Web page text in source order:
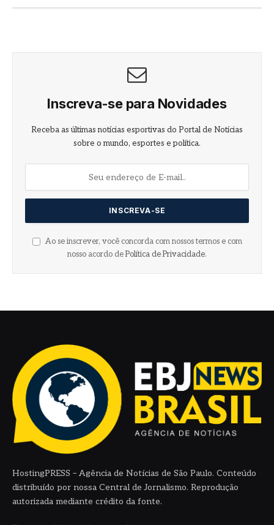
Inscreva-se para Novidades
Receba as últimas notícias esportivas do Portal de Notícias
sobre o mundo, esportes e política.
Ao se inscrever, você concorda com nossos termos e com
nosso acordo de Política de Privacidade.
HostingPRESS – Agência de Notícias de São Paulo. Conteúdo
distribuído por nossa Central de Jornalismo. Reprodução
autorizada mediante crédito da fonte.